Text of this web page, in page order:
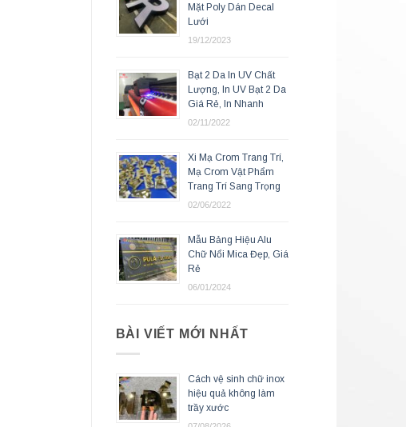
Mặt Poly Dán Decal
Lưới
19/12/2023
Bạt 2 Da In UV Chất
Lượng, In UV Bạt 2 Da
Giá Rẻ, In Nhanh
02/11/2022
Xi Mạ Crom Trang Trí,
Mạ Crom Vật Phẩm
Trang Trí Sang Trọng
02/06/2022
Mẫu Bảng Hiệu Alu
Chữ Nổi Mica Đẹp, Giá
Rẻ
06/01/2024
BÀI VIẾT MỚI NHẤT
Cách vệ sinh chữ inox
hiệu quả không làm
trầy xước